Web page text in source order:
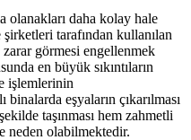
olanakları daha kolay hale
tarafından kullanılan
zarar görmesi engellenmek
en büyük sıkıntıların
işlemlerinin
eşyaların çıkarılması
taşınması hem zahmetli
neden olabilmektedir.